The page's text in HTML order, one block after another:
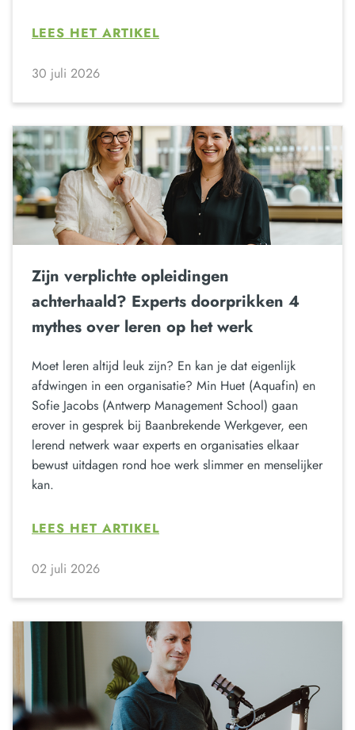
LEES HET ARTIKEL
30 juli 2026
Zijn verplichte opleidingen
achterhaald? Experts doorprikken 4
mythes over leren op het werk
Moet leren altijd leuk zijn? En kan je dat eigenlijk
afdwingen in een organisatie? Min Huet (Aquafin) en
Sofie Jacobs (Antwerp Management School) gaan
erover in gesprek bij Baanbrekende Werkgever, een
lerend netwerk waar experts en organisaties elkaar
bewust uitdagen rond hoe werk slimmer en menselijker
kan.
LEES HET ARTIKEL
02 juli 2026